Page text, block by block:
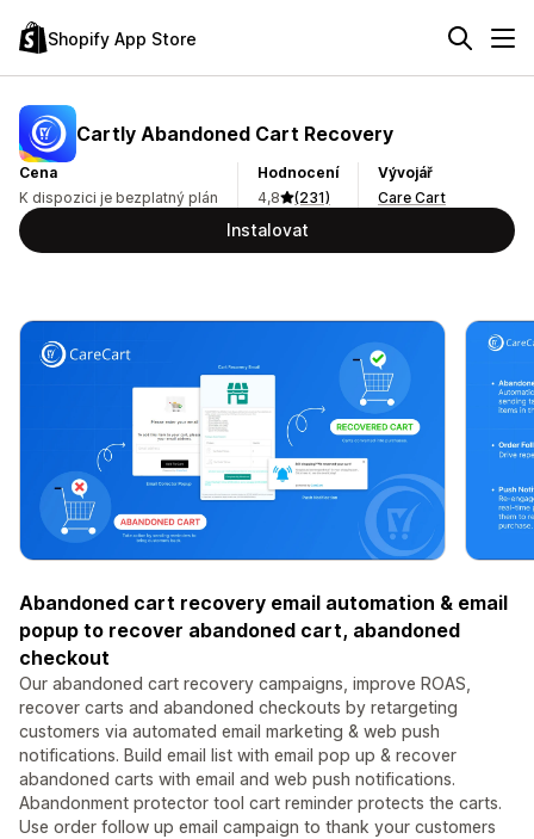
Shopify App Store
Cartly Abandoned Cart Recovery
Cena
K dispozici je bezplatný plán
Hodnocení
4,8
(231)
Vývojář
Care Cart
Instalovat
Abandoned cart recovery email automation & email
popup to recover abandoned cart, abandoned
checkout
Our abandoned cart recovery campaigns, improve ROAS,
recover carts and abandoned checkouts by retargeting
customers via automated email marketing & web push
notifications. Build email list with email pop up & recover
abandoned carts with email and web push notifications.
Abandonment protector tool cart reminder protects the carts.
Use order follow up email campaign to thank your customers